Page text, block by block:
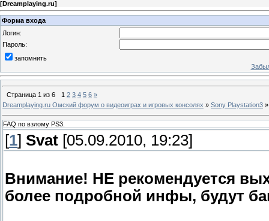
[Dreamplaying.ru]
Форма входа
Логин:
Пароль:
запомнить
Страница 1 из 6 1 2 3 4 5 6 »
Dreamplaying.ru Омский форум о видеоиграх и игровых консолях » Sony Playstation3 »
FAQ по взлому PS3.
[1] Svat [05.09.2010, 19:23]
Внимание! НЕ рекомендуется
более подробной инфы, будут